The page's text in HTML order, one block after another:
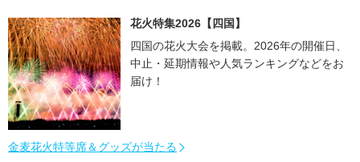
花火特集2026【四国】
四国の花火大会を掲載。2026年の開催日、
中止・延期情報や人気ランキングなどをお
届け！
金麦花火特等席＆グッズが当たる